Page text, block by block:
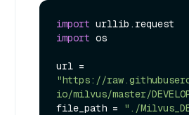
import
import os
"https://
io/milvus/master/
file_path =
"./